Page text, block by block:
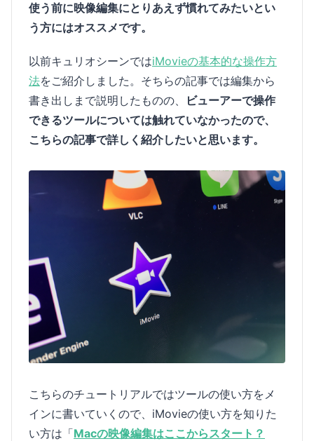
使う前に映像編集にとりあえず慣れてみたいとい
う方にはオススメです。
以前キュリオシーンではiMovieの基本的な操作方
法をご紹介しました。そちらの記事では編集から
書き出しまで説明したものの、
ビューアーで操作
できるツールについては触れていなかったので、
こちらの記事で詳しく紹介したいと思います。
こちらのチュートリアルではツールの使い方をメ
インに書いていくので、iMovieの使い方を知りた
い方は「Macの映像編集はここからスタート？